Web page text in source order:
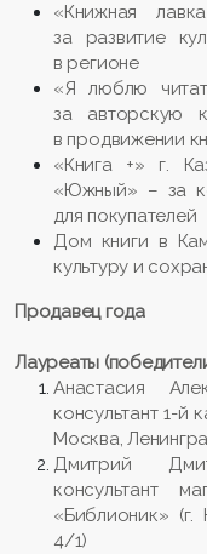
«Книжная
за развитие
в регионе
«Я люблю
за авторскую
в продвижении
«Книга +» г.
«Южный» – за
для покупателей
Дом книги в
культуру и
Продавец года
Лауреаты
Анастасия
консультант 1-й
Москва,
Дмитрий
консультант
«Библионик» (г.
4/1)